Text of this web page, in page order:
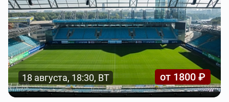
18 августа, 18:30, ВТ от 1800 ₽